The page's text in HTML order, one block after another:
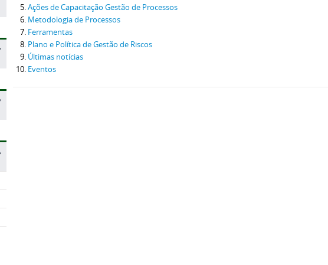
Ações de Capacitação Gestão de Processos
Metodologia de Processos
Ferramentas
Plano e Política de Gestão de Riscos
Últimas notícias
Eventos